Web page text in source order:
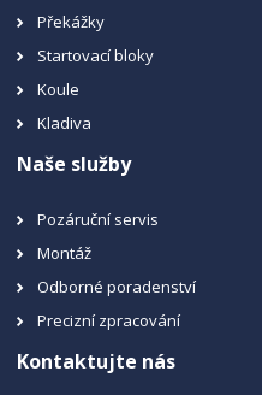
Překážky
Startovací bloky
Koule
Kladiva
Naše služby
Pozáruční servis
Montáž
Odborné poradenství
Precizní zpracování
Kontaktujte nás